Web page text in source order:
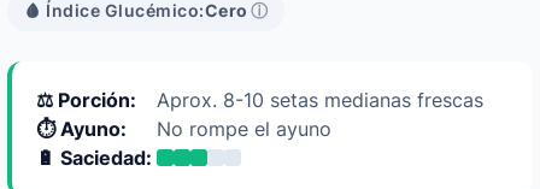
🩸 Índice Glucémico:Cero ⓘ
⚖️ Porción:
Aprox. 8-10 setas medianas frescas
⏱️ Ayuno:
No rompe el ayuno
🔋 Saciedad: